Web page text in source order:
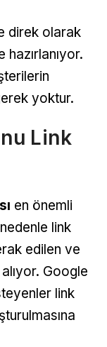
direk olarak
yoktur.
Link
en önemli
link
edilen ve
alıyor. Google
link